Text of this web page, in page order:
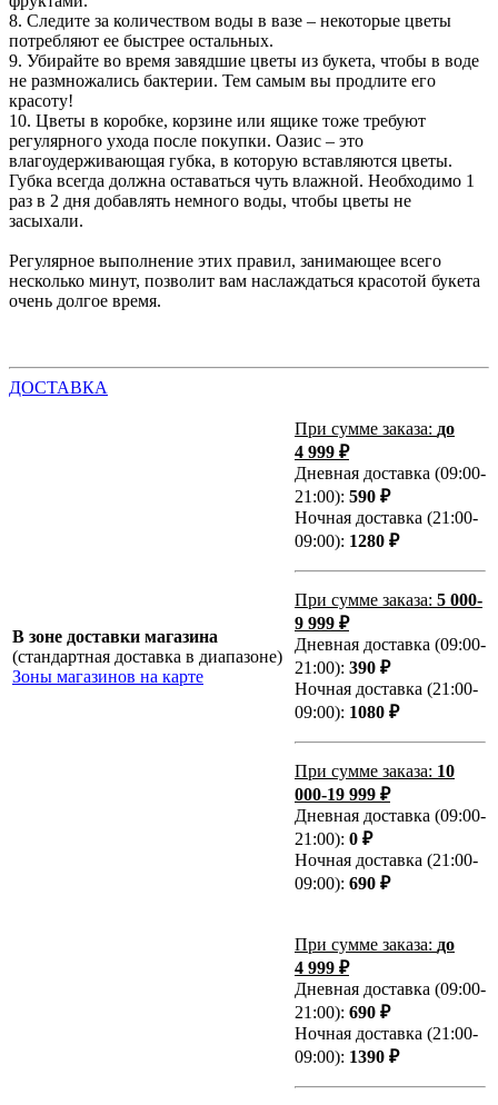
8. Следите за количеством воды в вазе – некоторые цветы
потребляют ее быстрее остальных.
9. Убирайте во время завядшие цветы из букета, чтобы в воде
не размножались бактерии. Тем самым вы продлите его
красоту!
10. Цветы в коробке, корзине или ящике тоже требуют
регулярного ухода после покупки. Оазис – это
влагоудерживающая губка, в которую вставляются цветы.
Губка всегда должна оставаться чуть влажной. Необходимо 1
раз в 2 дня добавлять немного воды, чтобы цветы не
засыхали.
Регулярное выполнение этих правил, занимающее всего
несколько минут, позволит вам наслаждаться красотой букета
очень долгое время.
ДОСТАВКА
В зоне доставки магазина
(стандартная доставка в диапазоне)
Зоны магазинов на карте
При сумме заказа: до
4 999 ₽
Дневная доставка (09:00-
21:00): 590 ₽
Ночная доставка (21:00-
09:00): 1280 ₽
При сумме заказа: 5 000-
9 999 ₽
Дневная доставка (09:00-
21:00): 390 ₽
Ночная доставка (21:00-
09:00): 1080 ₽
При сумме заказа: 10
000-19 999 ₽
Дневная доставка (09:00-
21:00): 0 ₽
Ночная доставка (21:00-
09:00): 690 ₽
При сумме заказа: до
4 999 ₽
Дневная доставка (09:00-
21:00): 690 ₽
Ночная доставка (21:00-
09:00): 1390 ₽